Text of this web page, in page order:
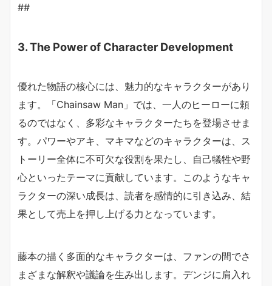
##
3. The Power of Character Development
優れた物語の核心には、魅力的なキャラクターがあり
ます。「Chainsaw Man」では、一人のヒーローに頼
るのではなく、多彩なキャラクターたちを登場させま
す。パワーやアキ、マキマなどのキャラクターは、ス
トーリー全体に不可欠な役割を果たし、自己犠牲や野
心といったテーマに貢献しています。このようなキャ
ラクターの深い成長は、読者を感情的に引き込み、結
果として売上を押し上げる力となっています。
藤本の描く多面的なキャラクターは、ファンの間でさ
まざまな解釈や議論を生み出します。デンジに肩入れ